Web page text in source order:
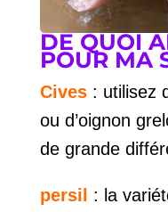
DE QUOI
POUR MA
Cives: utilisez
ou d’oignon
de grande
persil : la